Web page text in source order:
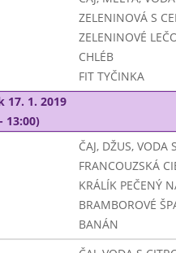
ZELENINOVÁ S
ZELENINOVÉ
CHLÉB
FIT TYČINKA
17. 1. 2019
13:00)
ČAJ, DŽUS, VODA
FRANCOUZSKÁ
KRÁLÍK PEČENÝ
BRAMBOROVÉ
BANÁN